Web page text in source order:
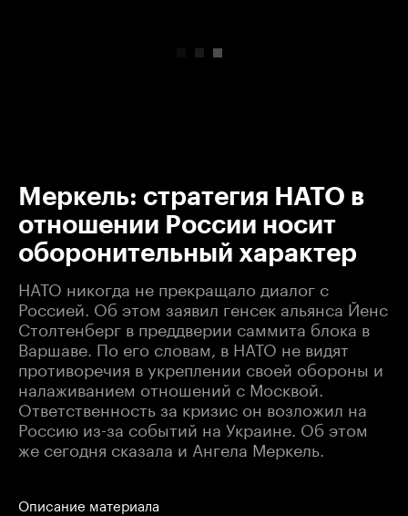
Меркель: стратегия НАТО в
отношении России носит
оборонительный характер
НАТО никогда не прекращало диалог с
Россией. Об этом заявил генсек альянса Йенс
Столтенберг в преддверии саммита блока в
Варшаве. По его словам, в НАТО не видят
противоречия в укреплении своей обороны и
налаживанием отношений с Москвой.
Ответственность за кризис он возложил на
Россию из-за событий на Украине. Об этом
же сегодня сказала и Ангела Меркель.
Описание материала